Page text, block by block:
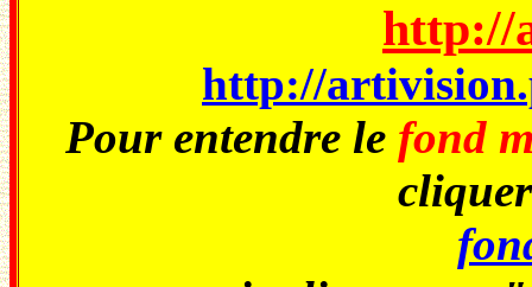
http://
http://
Pour entendre le fond